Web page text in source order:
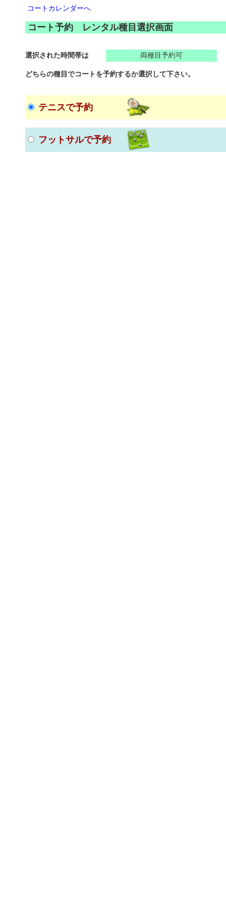
コートカレンダーへ
コート予約 レンタル種目選択画面
選択された時間帯は 両種目予約可
どちらの種目でコートを予約するか選択して下さい。
テニスで予約
フットサルで予約